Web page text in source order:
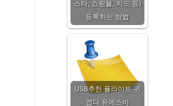
스타, 쇼핑몰, 지도 등)
등록하는 방법
USB추천 플라이트 귀
엽다 유에스비